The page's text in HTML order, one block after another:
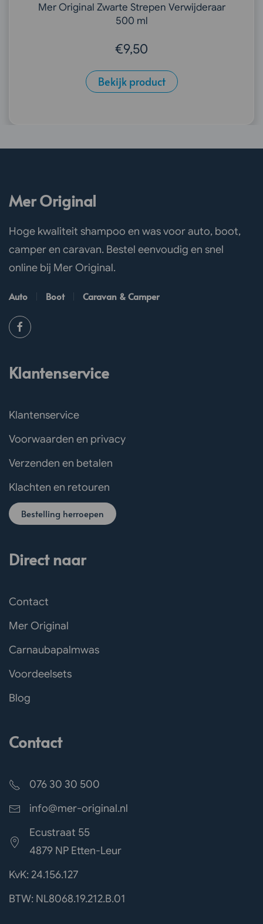
Mer Original Zwarte Strepen Verwijderaar
500 ml
€9,50
Bekijk product
Mer Original
Hoge kwaliteit shampoo en was voor auto, boot,
camper en caravan. Bestel eenvoudig en snel
online bij Mer Original.
Auto Boot Caravan & Camper
Klantenservice
Klantenservice
Voorwaarden en privacy
Verzenden en betalen
Klachten en retouren
Bestelling herroepen
Direct naar
Contact
Mer Original
Carnaubapalmwas
Voordeelsets
Blog
Contact
076 30 30 500
info@mer-original.nl
Ecustraat 55
4879 NP Etten-Leur
KvK: 24.156.127
BTW: NL8068.19.212.B.01